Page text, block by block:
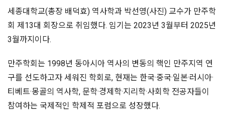
세종대학교(총장 배덕효) 역사학과 박선영(사진) 교수가 만주학
회 제13대 회장으로 취임했다. 임기는 2023년 3월부터 2025년
3월까지이다.
만주학회는 1998년 동아시아 역사의 변동의 핵인 만주지역 연
구를 선도하고자 세워진 학회로, 현재는 한국·중국·일본·러시아·
티베트·몽골의 역사학, 문학·경제학·지리학·사회학 전공자들이
참여하는 국제적인 학제적 포럼으로 성장했다.